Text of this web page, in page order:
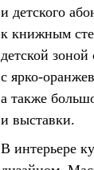
и детского
к книжным
детской
с ярко-
а также
и выставки.
В интерьере